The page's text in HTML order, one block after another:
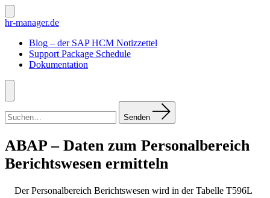
Zum
Inhalt
Suche
ein-/ausblenden
hr-manager.de
Blog – der SAP HCM Notizzettel
Support Package Schedule
Dokumentation
Menü
nach:
Senden
ABAP – Daten zum Personalbereich
Berichtswesen ermitteln
Der Personalbereich Berichtswesen wird in der Tabelle T596L